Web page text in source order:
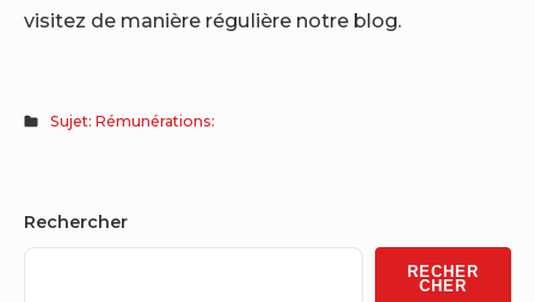
visitez de manière régulière notre blog.
Sujet: Rémunérations:
Sidebar
Widget
Rechercher
RECHER
CHER